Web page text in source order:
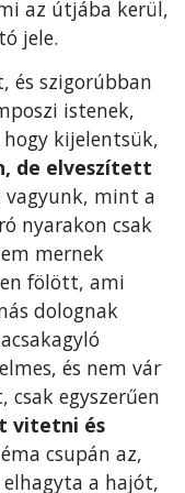
az útjába kerül,
jele.
és szigorúbban
istenek,
hogy kijelentsük,
de elveszített
vagyunk, mint a
nyarakon csak
mernek
fölött, ami
dolognak
és nem vár
egyszerűen
vitetni és
csupán az,
a hajót,